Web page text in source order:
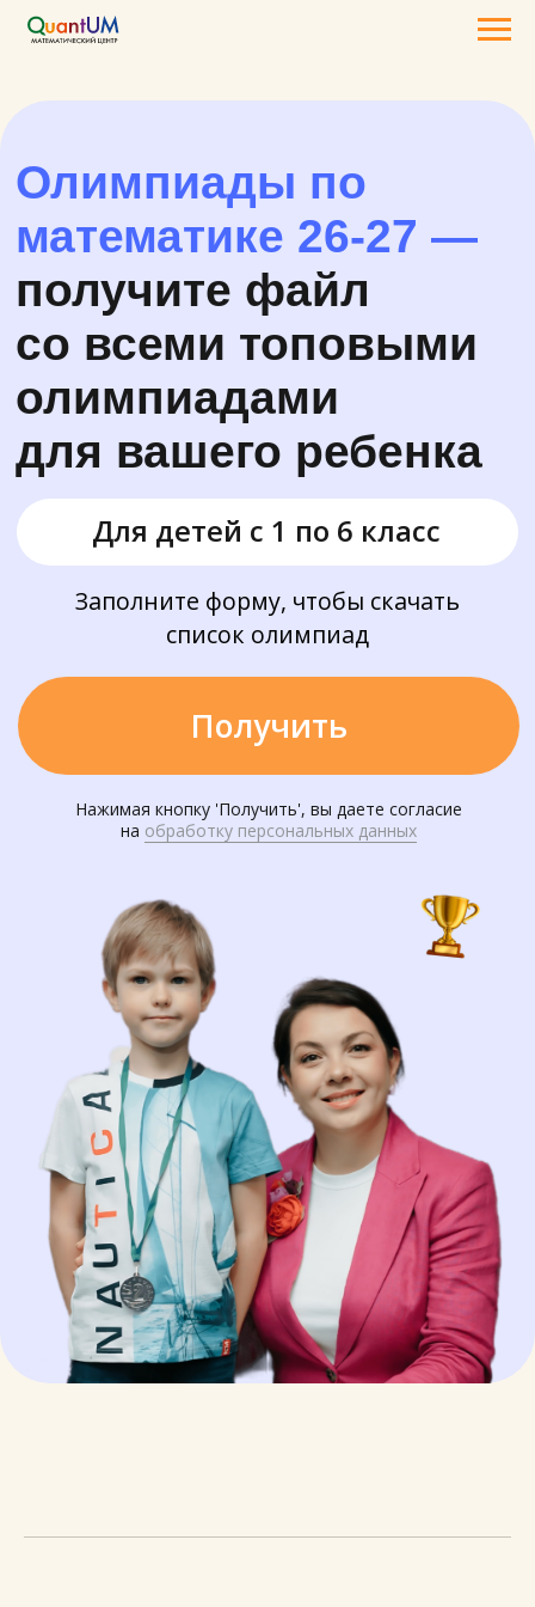
Получить
на обработку персональных данных
математике 26-27 —
получите файл
со всеми топовыми
олимпиадами
вашего ребенка
Заполните форму, чтобы скачать
список олимпиад